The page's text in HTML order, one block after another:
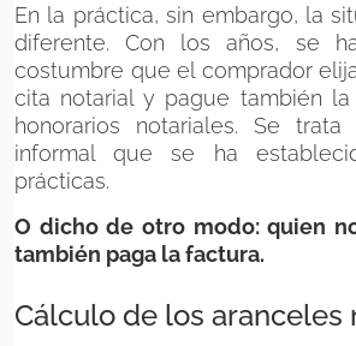
En la práctica, sin embargo, la
diferente. Con los años, se
costumbre que el comprador
cita notarial y pague también
honorarios notariales. Se
informal que se ha
prácticas.
O dicho de otro modo: quien
también paga la factura.
Cálculo de los aranceles